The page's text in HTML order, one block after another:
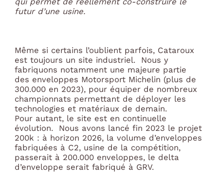
futur d’une usine.
Même si certains l’oublient parfois, Cataroux
est toujours un site industriel. Nous y
fabriquons notamment une majeure partie
des enveloppes Motorsport Michelin (plus de
300.000 en 2023), pour équiper de nombreux
championnats permettant de déployer les
technologies et matériaux de demain.
Pour autant, le site est en continuelle
évolution. Nous avons lancé fin 2023 le projet
200k : à horizon 2026, la volume d’enveloppes
fabriquées à C2, usine de la compétition,
passerait à 200.000 enveloppes, le delta
d’enveloppe serait fabriqué à GRV.